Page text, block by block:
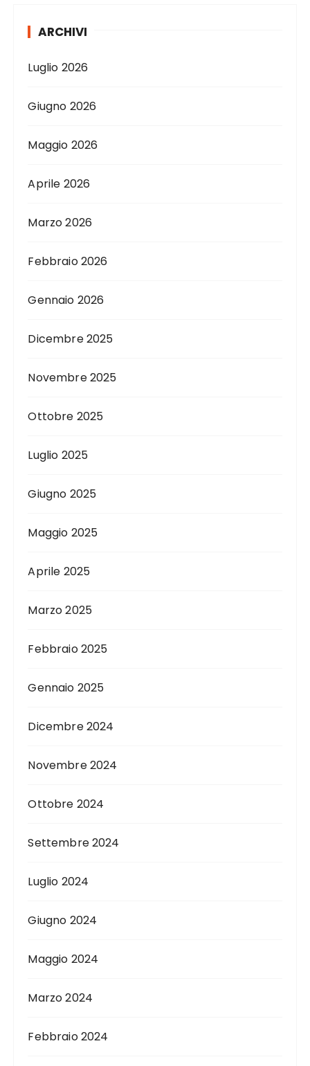
ARCHIVI
Luglio 2026
Giugno 2026
Maggio 2026
Aprile 2026
Marzo 2026
Febbraio 2026
Gennaio 2026
Dicembre 2025
Novembre 2025
Ottobre 2025
Luglio 2025
Giugno 2025
Maggio 2025
Aprile 2025
Marzo 2025
Febbraio 2025
Gennaio 2025
Dicembre 2024
Novembre 2024
Ottobre 2024
Settembre 2024
Luglio 2024
Giugno 2024
Maggio 2024
Marzo 2024
Febbraio 2024